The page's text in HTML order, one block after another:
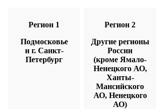
Регион 1
Подмосковье
и г. Санкт-
Петербург
Регион 2
Другие регионы
России
(кроме Ямало-
Ненецкого АО,
Ханты-
Мансийского
АО, Ненецкого
АО)